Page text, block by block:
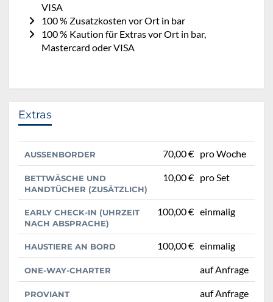
VISA
100 % Zusatzkosten vor Ort in bar
100 % Kaution für Extras vor Ort in bar,
Mastercard oder VISA
Extras
AUSSENBORDER 70,00 € pro Woche
BETTWÄSCHE UND
HANDTÜCHER (ZUSÄTZLICH)
10,00 € pro Set
EARLY CHECK-IN (UHRZEIT
NACH ABSPRACHE)
100,00 € einmalig
HAUSTIERE AN BORD 100,00 € einmalig
ONE-WAY-CHARTER auf Anfrage
PROVIANT auf Anfrage